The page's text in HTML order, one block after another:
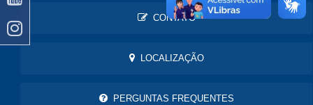
CONTATO
LOCALIZAÇÃO
PERGUNTAS FREQUENTES